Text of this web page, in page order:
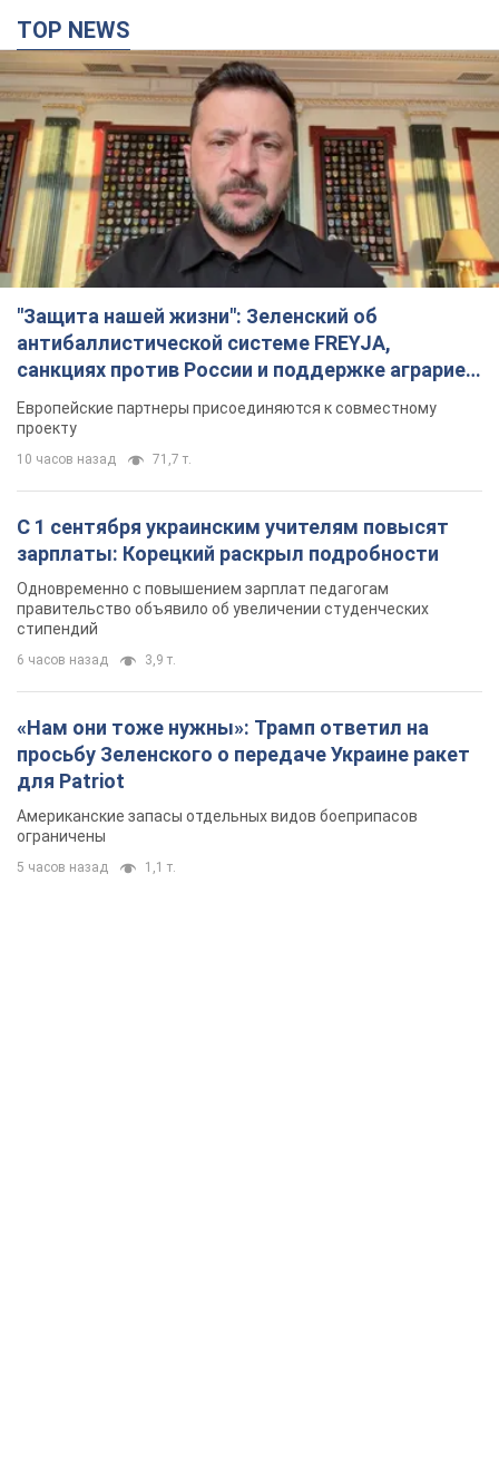
TOP NEWS
"Защита нашей жизни": Зеленский об
антибаллистической системе FREYJA,
санкциях против России и поддержке аграриев.
Видео
Европейские партнеры присоединяются к совместному
проекту
10 часов назад 71,7 т.
С 1 сентября украинским учителям повысят
зарплаты: Корецкий раскрыл подробности
Одновременно с повышением зарплат педагогам
правительство объявило об увеличении студенческих
стипендий
6 часов назад 3,9 т.
«Нам они тоже нужны»: Трамп ответил на
просьбу Зеленского о передаче Украине ракет
для Patriot
Американские запасы отдельных видов боеприпасов
ограничены
5 часов назад 1,1 т.